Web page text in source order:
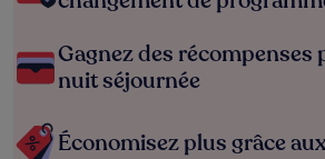
Gagnez des récompenses
nuit séjournée
Économisez plus grâce